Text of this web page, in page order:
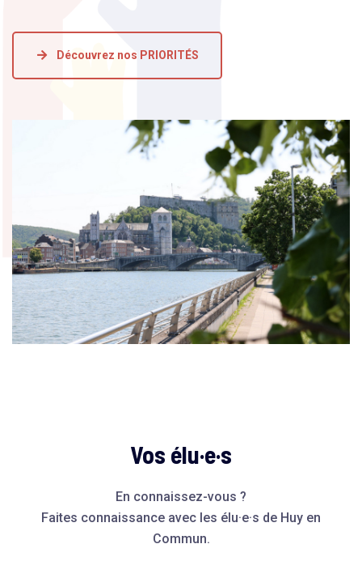
Découvrez nos PRIORITÉS
Vos élu·e·s
En connaissez-vous ?
Faites connaissance avec les élu·e·s de Huy en
Commun.